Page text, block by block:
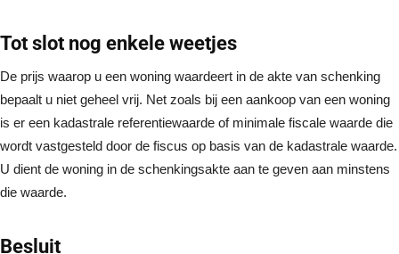
Tot slot nog enkele weetjes
De prijs waarop u een woning waardeert in de akte van schenking
bepaalt u niet geheel vrij. Net zoals bij een aankoop van een woning
is er een kadastrale referentiewaarde of minimale fiscale waarde die
wordt vastgesteld door de fiscus op basis van de kadastrale waarde.
U dient de woning in de schenkingsakte aan te geven aan minstens
die waarde.
Besluit